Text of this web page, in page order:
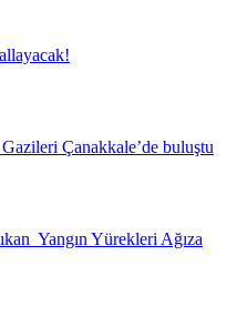
Gazileri Çanakkale’de buluştu
Yangın Yürekleri Ağıza